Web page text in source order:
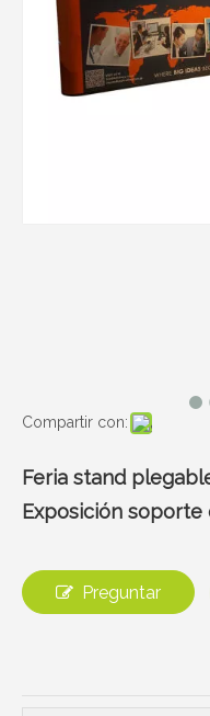
Compartir con:
Feria stand
Exposición soporte
Preguntar